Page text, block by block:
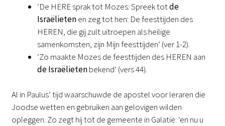
‘De HERE sprak tot Mozes: Spreek totde
Israëlietenen zeg tot hen: De feesttijden des
HEREN, die gij zult uitroepen als heilige
samenkomsten, zijn Mijn feesttijden’ (ver 1-2).
‘Zo maakte Mozes de feesttijden des HEREN aan
de Israëlietenbekend’ (vers 44).
Al in Paulus’ tijd waarschuwde de apostel voor leraren die
Joodse wetten en gebruiken aan gelovigen wilden
opleggen. Zo zegt hij tot de gemeente in Galatië: ‘en nu u